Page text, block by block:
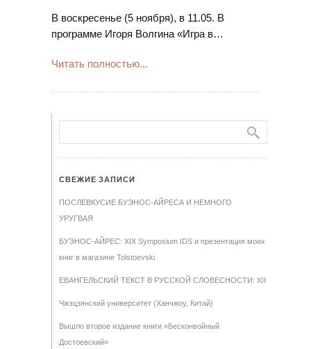
В воскресенье (5 ноября), в 11.05. В
программе Игоря Волгина «Игра в…
Читать полностью...
СВЕЖИЕ ЗАПИСИ
ПОСЛЕВКУСИЕ БУЭНОС-АЙРЕСА И НЕМНОГО
УРУГВАЯ
БУЭНОС-АЙРЕС: XIX Symposium IDS и презентация моих
книг в магазине Tolstoevski
ЕВАНГЕЛЬСКИЙ ТЕКСТ В РУССКОЙ СЛОВЕСНОСТИ: XII
Чжэцзянский университет (Ханчжоу, Китай)
Вышло второе издание книги «Бесконвойный
Достоевский»